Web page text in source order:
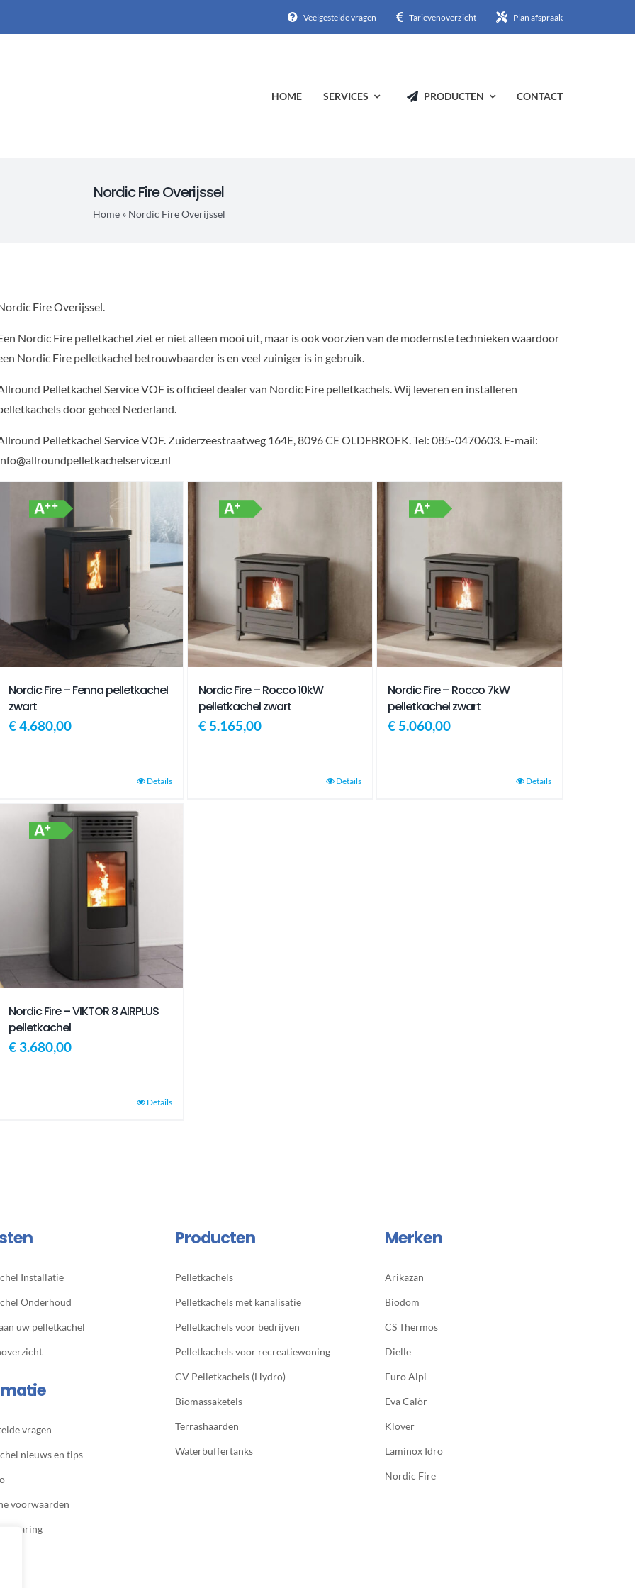
Veelgestelde vragen Tarievenoverzicht Plan afspraak
HOME SERVICES PRODUCTEN CONTACT
Nordic Fire Overijssel
Home» Nordic Fire Overijssel
Fire Overijssel.
Nordic Fire pelletkachel ziet er niet alleen mooi uit, maar is ook voorzien van de modernste technieken waardoor
Nordic Fire pelletkachel betrouwbaarder is en veel zuiniger is in gebruik.
Pelletkachel Service VOF is officieel dealer van Nordic Fire pelletkachels. Wij leveren en installeren
door geheel Nederland.
Pelletkachel Service VOF. Zuiderzeestraatweg 164E, 8096 CE OLDEBROEK. Tel: 085-0470603. E-mail:
Nordic Fire – Fenna pelletkachel
zwart
€4.680,00
Details
Nordic Fire – Rocco 10kW
pelletkachel zwart
€5.165,00
Details
Nordic Fire – Rocco 7kW
pelletkachel zwart
€ 5.060,00
Details
Nordic Fire – VIKTOR 8 AIRPLUS
pelletkachel
€ 3.680,00
Details
Installatie
Onderhoud
uw pelletkachel
vragen
nieuws en tips
voorwaarden
Producten
Pelletkachels
Pelletkachels met kanalisatie
Pelletkachels voor bedrijven
Pelletkachels voor recreatiewoning
CV Pelletkachels (Hydro)
Biomassaketels
Terrashaarden
Waterbuffertanks
Merken
Arikazan
Biodom
CS Thermos
Dielle
Euro Alpi
Eva Calòr
Klover
Laminox Idro
Nordic Fire